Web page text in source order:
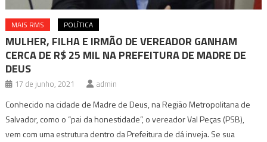
MAIS RMS POLÍTICA
MULHER, FILHA E IRMÃO DE VEREADOR GANHAM
CERCA DE R$ 25 MIL NA PREFEITURA DE MADRE DE
DEUS
17 de junho, 2021 admin
Conhecido na cidade de Madre de Deus, na Região Metropolitana de
Salvador, como o “pai da honestidade”, o vereador Val Peças (PSB),
vem com uma estrutura dentro da Prefeitura de dá inveja. Se sua